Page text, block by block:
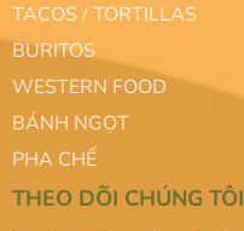
TACOS / TORTILLAS
BURITOS
WESTERN FOOD
BÁNH NGỌT
PHA CHẾ
THEO DÕI CHÚNG TÔI